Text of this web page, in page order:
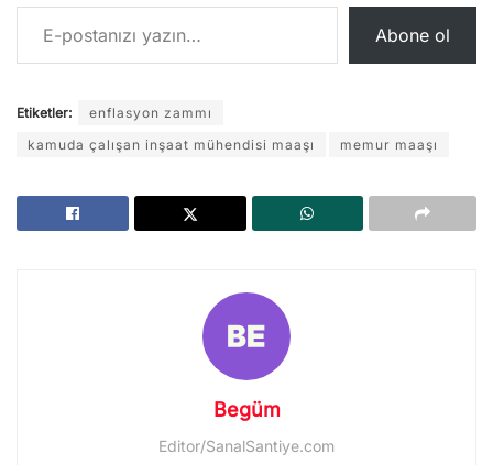
E-postanızı yazın…
Abone ol
Etiketler:
enflasyon zammı
kamuda çalışan inşaat mühendisi maaşı
memur maaşı
Begüm
Editor/SanalSantiye.com